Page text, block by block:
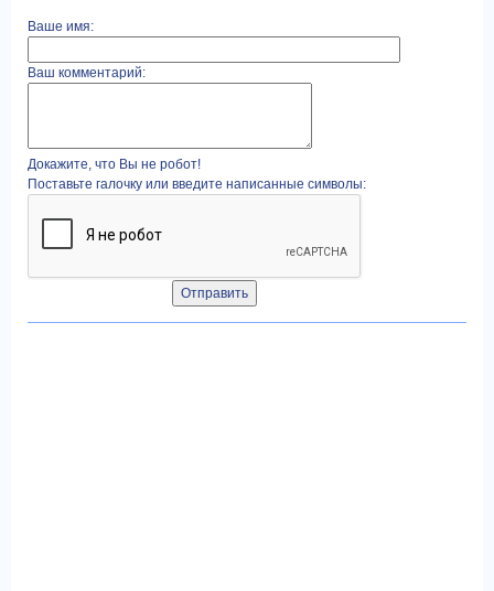
Ваше имя:
Ваш комментарий:
Докажите, что Вы не робот!
Поставьте галочку или введите написанные символы: